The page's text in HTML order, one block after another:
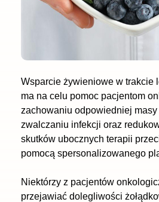
Wsparcie żywieniowe w trakcie
ma na celu pomoc pacjentom
zachowaniu odpowiedniej masy
zwalczaniu infekcji oraz
skutków ubocznych terapii
pomocą spersonalizowanego
Niektórzy z pacjentów
przejawiać dolegliwości